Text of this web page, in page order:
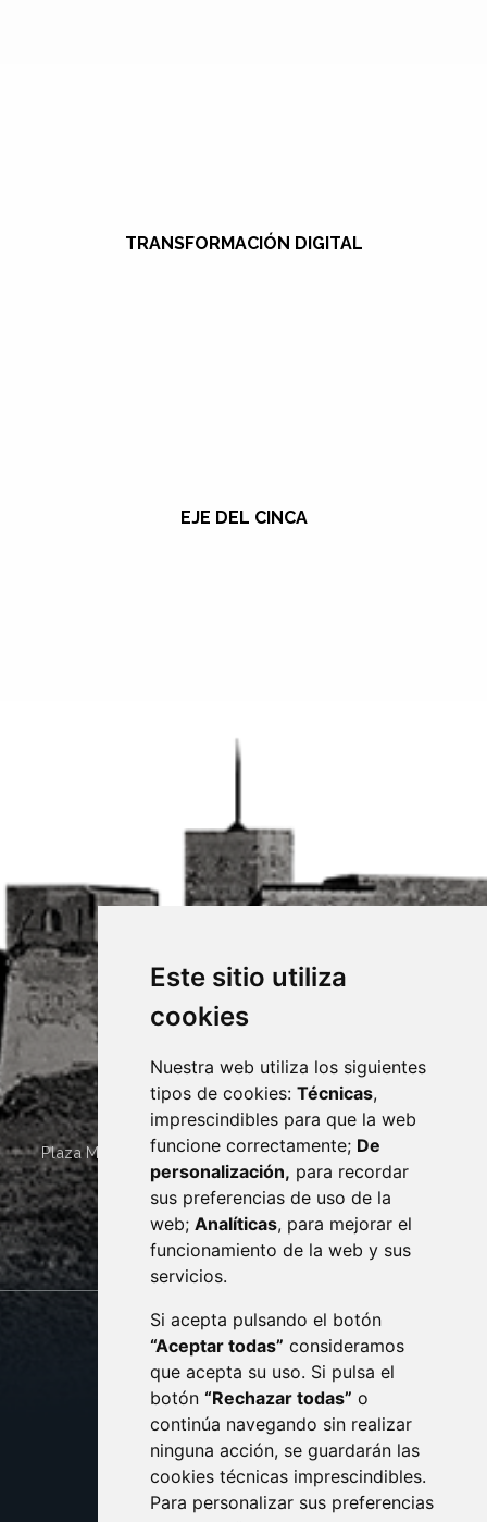
Este sitio utiliza
cookies
Nuestra web utiliza los siguientes
tipos de cookies: Técnicas,
imprescindibles para que la web
funcione correctamente; De
personalización, para recordar
sus preferencias de uso de la
web; Analíticas, para mejorar el
funcionamiento de la web y sus
servicios.
Si acepta pulsando el botón
“Aceptar todas” consideramos
que acepta su uso. Si pulsa el
botón “Rechazar todas” o
continúa navegando sin realizar
ninguna acción, se guardarán las
cookies técnicas imprescindibles.
Para personalizar sus preferencias
TRANSFORMACIÓN DIGITAL
EJE DEL CINCA
Plaza Mayor 4 22400 MONZÓN - ARAGÓN (ESPAÑA)
· (34) 974 400 700 ·
sac@monzon.es
monzon.es
CONTACTO
AVISO LEGAL
PROTECCIÓN DE DATOS
POLÍTICA DE COOKIES
ACCESIBILIDAD
ENLACE EXTERNO AL